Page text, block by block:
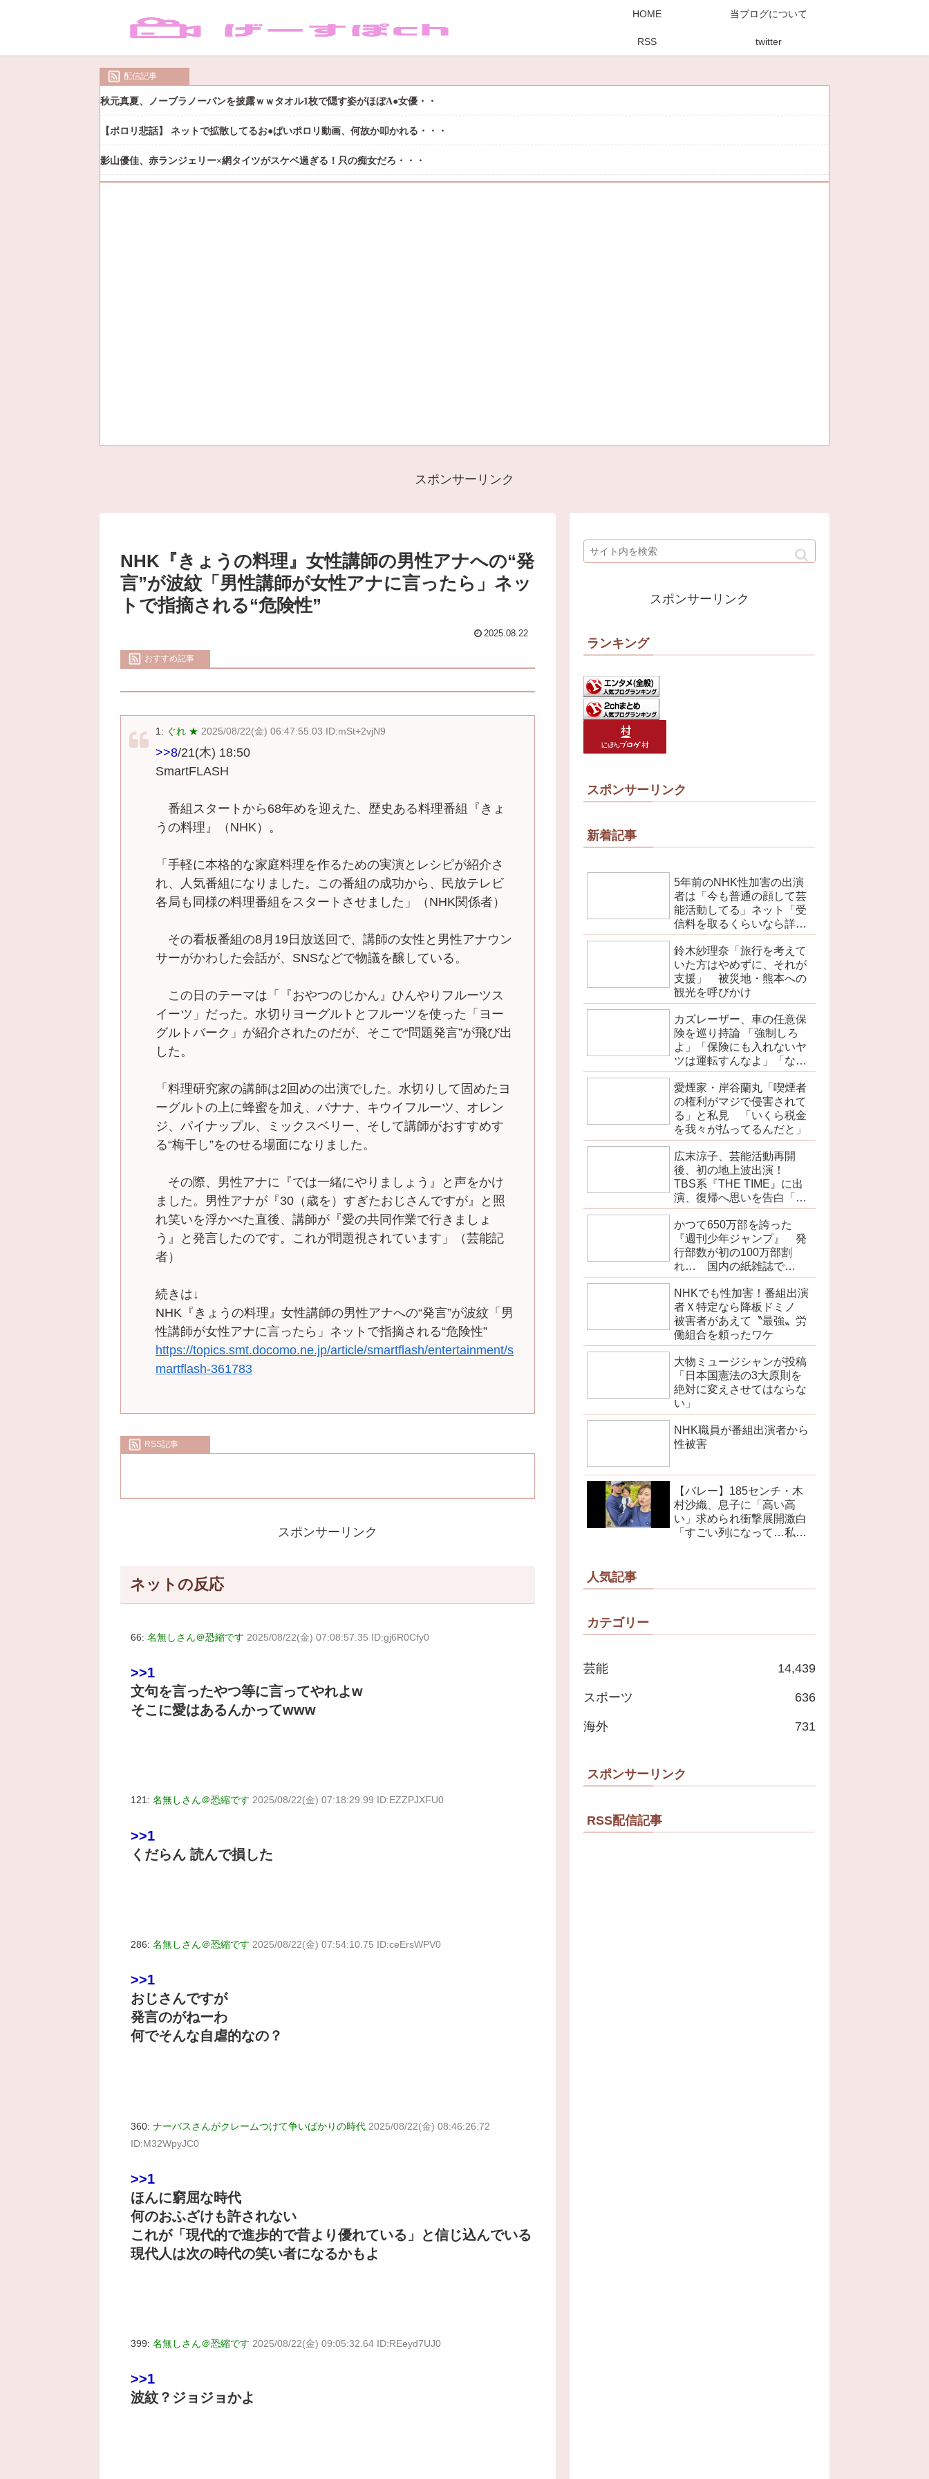
HOME 当ブログについて
RSS twitter
配信記事
秋元真夏、ノーブラノーパンを披露ｗｗタオル1枚で隠す姿がほぼA●女優・・
【ポロリ悲話】 ネットで拡散してるお●ぱいポロリ動画、何故か叩かれる・・・
影山優佳、赤ランジェリー×網タイツがスケベ過ぎる！只の痴女だろ・・・
スポンサーリンク
NHK『きょうの料理』女性講師の男性アナへの“発
言”が波紋「男性講師が女性アナに言ったら」ネッ
トで指摘される“危険性”
2025.08.22
おすすめ記事
1: ぐれ ★ 2025/08/22(金) 06:47:55.03 ID:mSt+2vjN9
>>8/21(木) 18:50
SmartFLASH
番組スタートから68年めを迎えた、歴史ある料理番組『きょ
うの料理』（NHK）。
「手軽に本格的な家庭料理を作るための実演とレシピが紹介さ
れ、人気番組になりました。この番組の成功から、民放テレビ
各局も同様の料理番組をスタートさせました」（NHK関係者）
その看板番組の8月19日放送回で、講師の女性と男性アナウン
サーがかわした会話が、SNSなどで物議を醸している。
この日のテーマは「『おやつのじかん』ひんやりフルーツス
イーツ」だった。水切りヨーグルトとフルーツを使った「ヨー
グルトバーク」が紹介されたのだが、そこで“問題発言”が飛び出
した。
「料理研究家の講師は2回めの出演でした。水切りして固めたヨ
ーグルトの上に蜂蜜を加え、バナナ、キウイフルーツ、オレン
ジ、パイナップル、ミックスベリー、そして講師がおすすめす
る“梅干し”をのせる場面になりました。
その際、男性アナに『では一緒にやりましょう』と声をかけ
ました。男性アナが『30（歳を）すぎたおじさんですが』と照
れ笑いを浮かべた直後、講師が『愛の共同作業で行きましょ
う』と発言したのです。これが問題視されています」（芸能記
者）
続きは↓
NHK『きょうの料理』女性講師の男性アナへの“発言”が波紋「男
性講師が女性アナに言ったら」ネットで指摘される“危険性”
https://topics.smt.docomo.ne.jp/article/smartflash/entertainment/s
martflash-361783
RSS記事
スポンサーリンク
ネットの反応
66: 名無しさん＠恐縮です 2025/08/22(金) 07:08:57.35 ID:gj6R0Cfy0
>>1
文句を言ったやつ等に言ってやれよw
そこに愛はあるんかってwww
121: 名無しさん＠恐縮です 2025/08/22(金) 07:18:29.99 ID:EZZPJXFU0
>>1
くだらん 読んで損した
286: 名無しさん＠恐縮です 2025/08/22(金) 07:54:10.75 ID:ceErsWPV0
>>1
おじさんですが
発言のがねーわ
何でそんな自虐的なの？
360: ナーバスさんがクレームつけて争いばかりの時代 2025/08/22(金) 08:46:26.72
ID:M32WpyJC0
>>1
ほんに窮屈な時代
何のおふざけも許されない
これが「現代的で進歩的で昔より優れている」と信じ込んでいる
現代人は次の時代の笑い者になるかもよ
399: 名無しさん＠恐縮です 2025/08/22(金) 09:05:32.64 ID:REeyd7UJ0
>>1
波紋？ジョジョかよ
スポンサーリンク
ランキング
スポンサーリンク
新着記事
5年前のNHK性加害の出演
者は「今も普通の顔して芸
能活動してる」ネット「受
信料を取るくらいなら詳細
を伝えよ」
鈴木紗理奈「旅行を考えて
いた方はやめずに、それが
支援」 被災地・熊本への
観光を呼びかけ
カズレーザー、車の任意保
険を巡り持論 「強制しろ
よ」「保険にも入れないヤ
ツは運転すんなよ」「なん
で法律を改正しないの？」
愛煙家・岸谷蘭丸「喫煙者
の権利がマジで侵害されて
る」と私見 「いくら税金
を我々が払ってるんだと」
広末涼子、芸能活動再開
後、初の地上波出演！
TBS系『THE TIME』に出
演、復帰へ思いを告白「自
分の弱い部分だったり…」
かつて650万部を誇った
『週刊少年ジャンプ』 発
行部数が初の100万部割
れ… 国内の紙雑誌で
「100万部超」ゼロに
NHKでも性加害！番組出演
者Ｘ特定なら降板ドミノ
被害者があえて〝最強〟労
働組合を頼ったワケ
大物ミュージシャンが投稿
「日本国憲法の3大原則を
絶対に変えさせてはならな
い」
NHK職員が番組出演者から
性被害
【バレー】185センチ・木
村沙織、息子に「高い高
い」求められ衝撃展開激白
「すごい列になって…私ア
人気記事
カテゴリー
芸能 14,439
スポーツ 636
海外 731
スポンサーリンク
RSS配信記事